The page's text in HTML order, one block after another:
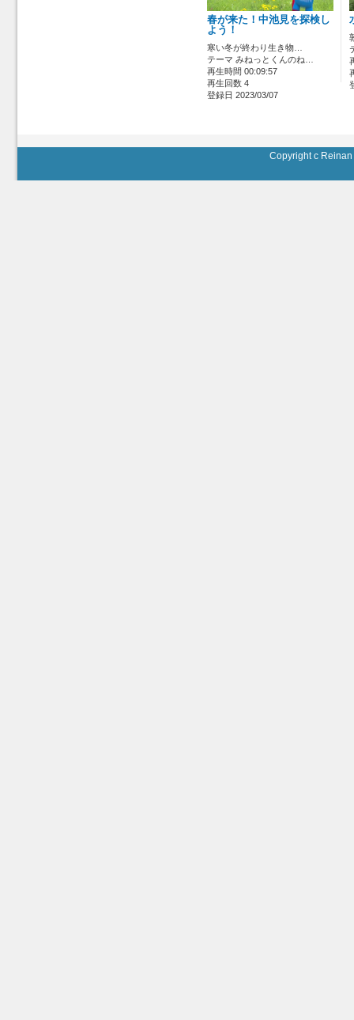
春が来た！中池見を探検し
よう！
寒い冬が終わり生き物…
テーマ みねっとくんのね…
再生時間 00:09:57
再生回数 4
登録日 2023/03/07
Copyright c